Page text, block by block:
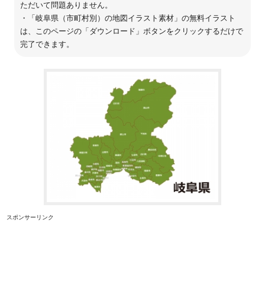
ただいて問題ありません。
・「岐阜県（市町村別）の地図イラスト素材」の無料イラスト
は、このページの「ダウンロード」ボタンをクリックするだけで
完了できます。
スポンサーリンク